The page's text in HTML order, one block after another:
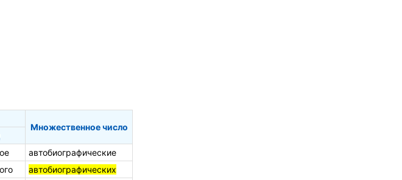
Множественное число
автобиографические
автобиографических